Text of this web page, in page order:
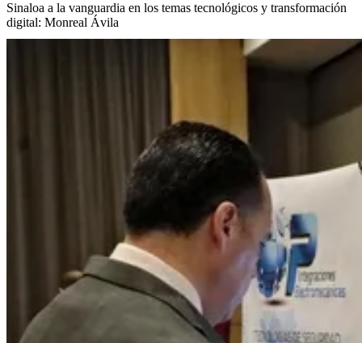
Sinaloa a la vanguardia en los temas tecnológicos y transformación
digital: Monreal Ávila